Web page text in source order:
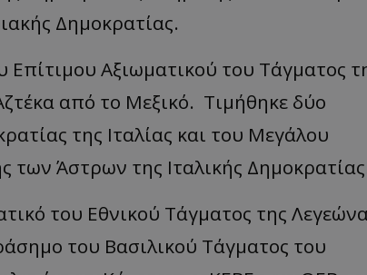
Δημοκρατίας.
Αξιωματικού του Τάγματος
από το Μεξικό. Τιμήθηκε δύο
της Ιταλίας και του Μεγάλου
των Άστρων της Ιταλικής
του Εθνικού Τάγματος της
του Βασιλικού Τάγματος του
Microsoft Corporation
themasports.tothemaonline.com
με τον
έχει δει ο
YouTube
5 μήνες 4
Αυτό το
επιλογές
σχετικά
επισκέπτη
πολιτικές